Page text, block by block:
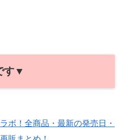
す▼
ボ！全商品・最新の発売日・